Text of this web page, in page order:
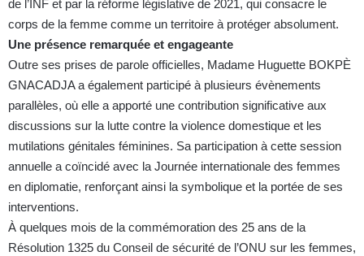
de l’INF et par la réforme législative de 2021, qui consacre le
corps de la femme comme un territoire à protéger absolument.
Une présence remarquée et engageante
Outre ses prises de parole officielles, Madame Huguette BOKPÈ
GNACADJA a également participé à plusieurs évènements
parallèles, où elle a apporté une contribution significative aux
discussions sur la lutte contre la violence domestique et les
mutilations génitales féminines. Sa participation à cette session
annuelle a coïncidé avec la Journée internationale des femmes
en diplomatie, renforçant ainsi la symbolique et la portée de ses
interventions.
À quelques mois de la commémoration des 25 ans de la
Résolution 1325 du Conseil de sécurité de l’ONU sur les femmes,